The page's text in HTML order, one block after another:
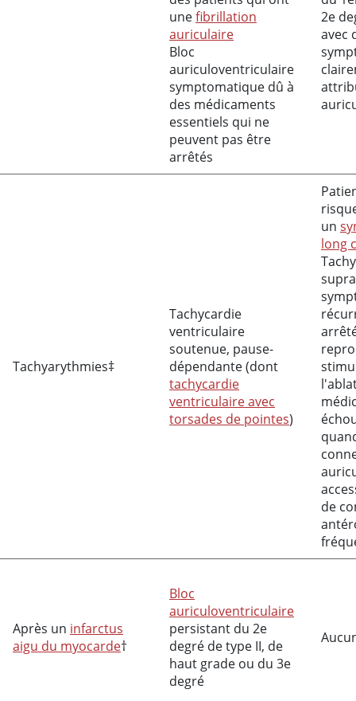
unefibrillation
auriculaire
Bloc
auriculoventriculaire
symptomatique dû à
des médicaments
essentiels qui ne
peuvent pas être
arrêtés
2e
avec
Tachyarythmies‡
Tachycardie
ventriculaire
soutenue, pause-
dépendante (dont
tachycardie
ventriculaire avec
torsades de pointes)
un
long
de
Après un infarctus
aigu du myocarde†
Bloc
auriculoventriculaire
persistant du 2e
degré de type II, de
haut grade ou du 3e
degré